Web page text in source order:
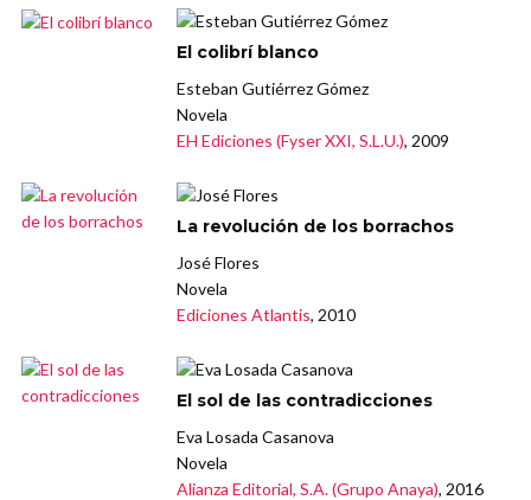
El colibrí blanco
Esteban Gutiérrez Gómez
Novela
EH Ediciones (Fyser XXI, S.L.U.), 2009
La revolución de los borrachos
José Flores
Novela
Ediciones Atlantis, 2010
El sol de las contradicciones
Eva Losada Casanova
Novela
Alianza Editorial, S.A. (Grupo Anaya), 2016